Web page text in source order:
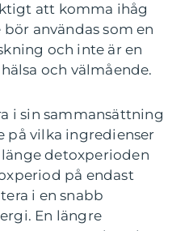
att komma ihåg
användas som en
och inte är en
och välmående.
i sin sammansättning
på vilka ingredienser
detoxperioden
på endast
i en snabb
En längre